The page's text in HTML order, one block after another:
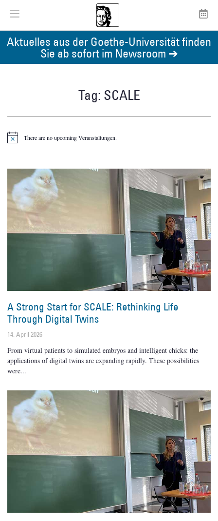
Aktuelles aus der Goethe-Universität finden
Sie ab sofort im Newsroom ➔
Tag: SCALE
Notice There are no upcoming Veranstaltungen.
A Strong Start for SCALE: Rethinking Life
Through Digital Twins
14. April 2026
From virtual patients to simulated embryos and intelligent chicks: the
applications of digital twins are expanding rapidly. These possibilities
were